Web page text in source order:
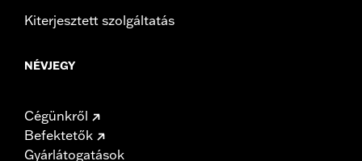
Kiterjesztett szolgáltatás
NÉVJEGY
Cégünkről
Befektetők
Gyárlátogatások